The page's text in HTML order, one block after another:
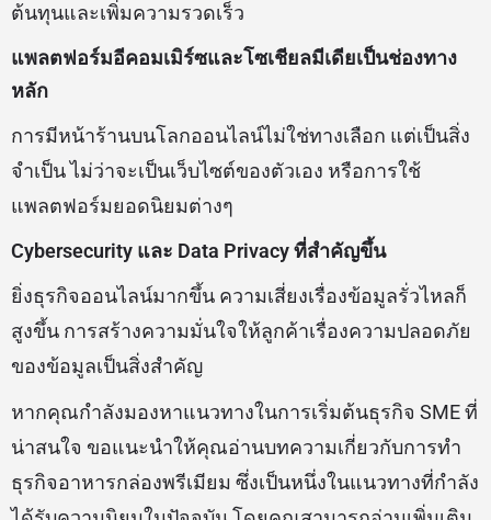
ต้นทุนและเพิ่มความรวดเร็ว
แพลตฟอร์มอีคอมเมิร์ซและโซเชียลมีเดียเป็นช่องทาง
หลัก
การมีหน้าร้านบนโลกออนไลน์ไม่ใช่ทางเลือก แต่เป็นสิ่ง
จำเป็น ไม่ว่าจะเป็นเว็บไซต์ของตัวเอง หรือการใช้
แพลตฟอร์มยอดนิยมต่างๆ
Cybersecurity และ Data Privacy ที่สำคัญขึ้น
ยิ่งธุรกิจออนไลน์มากขึ้น ความเสี่ยงเรื่องข้อมูลรั่วไหลก็
สูงขึ้น การสร้างความมั่นใจให้ลูกค้าเรื่องความปลอดภัย
ของข้อมูลเป็นสิ่งสำคัญ
หากคุณกำลังมองหาแนวทางในการเริ่มต้นธุรกิจ SME ที่
น่าสนใจ ขอแนะนำให้คุณอ่านบทความเกี่ยวกับการทำ
ธุรกิจอาหารกล่องพรีเมียม ซึ่งเป็นหนึ่งในแนวทางที่กำลัง